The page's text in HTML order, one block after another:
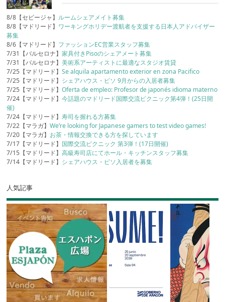
8/8【セビージャ】 ルームシェアメイト募集
8/8【マドリード】 ワーキングホリデー渡航者を支援する日本人アドバイザー
募集
8/6【マドリード】 ファッションEC営業スタッフ募集
7/31【バルセロナ】家具付きPisoのシェアメート募集
7/31【バルセロナ】美術系アーティストに最適なスタジオ賃貸
7/25【マドリード】Se alquila apartamento exterior en zona Pacifico
7/25【マドリード】 シェアハウス・ピソ 9月からの入居者募集
7/25【マドリード】Oferta de empleo: Profesor de japonés idioma materno
7/24【マドリード】今話題のマドリード国際交流ピクニック第4弾！(25日開
催)
7/24【マドリード】寿司を握れる方募集
7/22【マラガ】We’re looking for Japanese gamers to test video games!
7/20【マラガ】 お茶・情報交換できる方を探しています
7/17【マドリード】 国際交流ピクニック 第3弾！(17日開催)
7/15【マドリード】高級寿司店にてホール・キッチンスタッフ募集
7/14【マドリード】 シェアハウス・ピソ入居者を募集
人気記事